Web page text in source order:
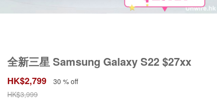
全新三星 Samsung Galaxy S22 $27xx
HK$2,799
30 % off
HK$3,999